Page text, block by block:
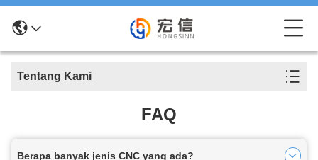
Tentang Kami
FAQ
Berapa banyak jenis CNC yang ada?